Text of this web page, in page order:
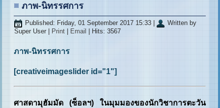
ภาพ-นิทรรศการ
Published: Friday, 01 September 2017 15:33
Written by
Super User | Print | Email | Hits: 3567
ภาพ-นิทรรศการ
[creativeimageslider id="1"]
ศาสดามุฮัมมัด (ซ็อลฯ) ในมุมมองของนักวิชาการตะวัน